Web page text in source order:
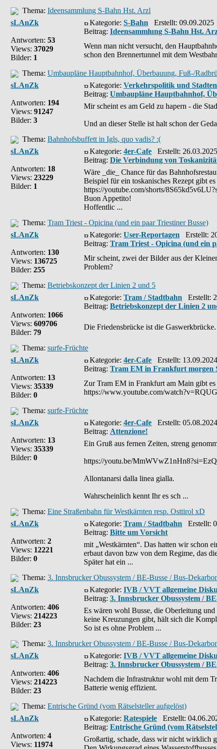
Thema: Ideensammlung S-Bahn Hst. Arzl
sLAnZk
Antworten: 53
Views: 37029
Bilder: 1
Kategorie: S-Bahn Erstellt: 09.09.2025
Beitrag: Ideensammlung S-Bahn Hst.
Wenn man nicht versucht, den
schon den Brennertunnel mit dem
Thema: Umbaupläne Hauptbahnhof, Überbauung, Fuß-/
sLAnZk
Antworten: 194
Views: 91247
Bilder: 3
Kategorie: Verkehrspolitik und
Beitrag: Umbaupläne Hauptbahnhof,
Mir scheint es am Geld zu hapern - die
Und an dieser Stelle ist halt schon der
Thema: Bahnhofsbuffett in Igls, quo vadis? :(
sLAnZk
Antworten: 18
Views: 23229
Bilder: 1
Kategorie: 4er-Cafe Erstellt:
Beitrag: Die Verbindung von
Wäre _die_ Chance für das
Beispiel für ein toskanisches Rezept gibt
https://youtube.com/shorts/
Buon Appetito!
Hoffentlic ...
Thema: Tram Triest - Opicina (und ein paar Triestiner Busse)
sLAnZk
Antworten: 130
Views: 136725
Bilder: 255
Kategorie: User-Reportagen Erstellt:
Beitrag: Tram Triest - Opicina (und ein
Mir scheint, zwei der Bilder aus der
Problem?
Thema: Betriebskonzept der Linien 2 und 5
sLAnZk
Antworten: 1066
Views: 609706
Bilder: 79
Kategorie: Tram / Stadtbahn Erstellt:
Beitrag: Betriebskonzept der Linien 2
Die Friedensbrücke ist die
Thema: surfe-Früchte
sLAnZk
Antworten: 13
Views: 35339
Bilder: 0
Kategorie: 4er-Cafe Erstellt:
Beitrag: Tram EM in Frankfurt morgen
Zur Tram EM in Frankfurt am Main gibt
https://www.youtube.com/
Thema: surfe-Früchte
sLAnZk
Antworten: 13
Views: 35339
Bilder: 0
Kategorie: 4er-Cafe Erstellt:
Beitrag: Attenzione!
Ein Gruß aus fernen Zeiten, streng
https://youtu.be/
Allontanarsi dalla linea gialla.
Wahrscheinlich kennt Ihr es sch ...
Thema: Eine Straßenbahn für Westkärnten resp. Osttirol xD
sLAnZk
Antworten: 2
Views: 12221
Bilder: 0
Kategorie: Tram / Stadtbahn Erstellt:
Beitrag: Bitte um Vorsicht
mit „Westkärnten“. Das hatten wir schon
erbaut davon bzw von dem Regime, das
Später hat ein ...
Thema: 3. Innsbrucker Obussystem / BE-Busse / Bus-
sLAnZk
Antworten: 406
Views: 214223
Bilder: 23
Kategorie: IVB / VVT allgemeine
Beitrag: 3. Innsbrucker Obussystem /
Es wären wohl Busse, die Oberleitung
keine Kreuzungen gibt, hält sich die
So ist es ohne Problem ...
Thema: 3. Innsbrucker Obussystem / BE-Busse / Bus-
sLAnZk
Antworten: 406
Views: 214223
Bilder: 23
Kategorie: IVB / VVT allgemeine
Beitrag: 3. Innsbrucker Obussystem /
Nachdem die Infrastruktur wohl mit dem
Batterie wenig effizient.
Thema: Entrische Gründ (vom Rätselsteller aufgelöst)
sLAnZk
Antworten: 4
Views: 11974
Kategorie: Ratespiele Erstellt:
Beitrag: Entrische Gründ (vom
Großartig, schade, dass wir nicht wirklich